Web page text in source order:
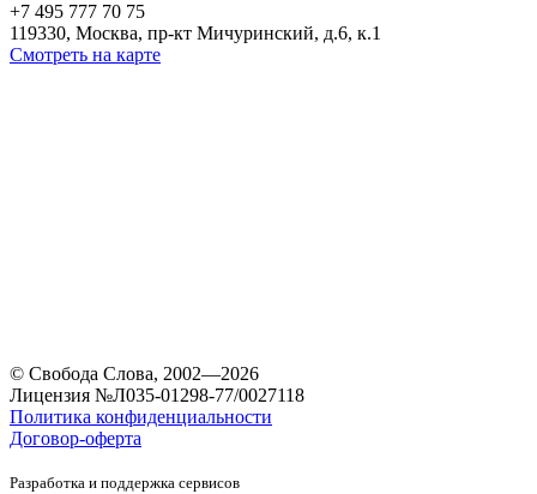
+7 495 777 70 75
119330, Москва, пр-кт Мичуринский, д.6, к.1
Смотреть на карте
© Свобода Слова, 2002—2026
Лицензия №Л035-01298-77/0027118
Политика конфиденциальности
Договор-оферта
Разработка и поддержка сервисов